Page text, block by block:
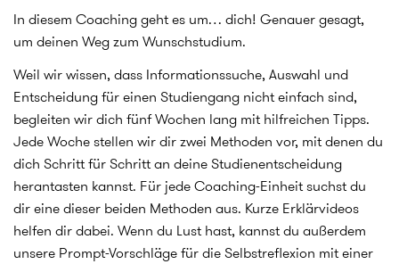
In diesem Coaching geht es um… dich! Genauer gesagt,
um deinen Weg zum Wunschstudium.
Weil wir wissen, dass Informationssuche, Auswahl und
Entscheidung für einen Studiengang nicht einfach sind,
begleiten wir dich fünf Wochen lang mit hilfreichen Tipps.
Jede Woche stellen wir dir zwei Methoden vor, mit denen du
dich Schritt für Schritt an deine Studienentscheidung
herantasten kannst. Für jede Coaching-Einheit suchst du
dir eine dieser beiden Methoden aus. Kurze Erklärvideos
helfen dir dabei. Wenn du Lust hast, kannst du außerdem
unsere Prompt-Vorschläge für die Selbstreflexion mit einer